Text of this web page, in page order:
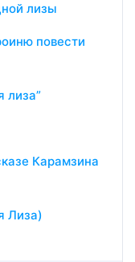
лизы
повести
лиза”
Карамзина
Лиза)